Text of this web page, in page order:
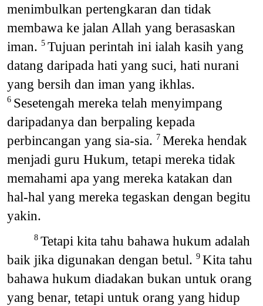
menimbulkan pertengkaran dan tidak
membawa ke jalan Allah yang berasaskan
iman. 5 Tujuan perintah ini ialah kasih yang
datang daripada hati yang suci, hati nurani
yang bersih dan iman yang ikhlas.
6 Sesetengah mereka telah menyimpang
daripadanya dan berpaling kepada
perbincangan yang sia-sia. 7 Mereka hendak
menjadi guru Hukum, tetapi mereka tidak
memahami apa yang mereka katakan dan
hal-hal yang mereka tegaskan dengan begitu
yakin.
8 Tetapi kita tahu bahawa hukum adalah
baik jika digunakan dengan betul. 9 Kita tahu
bahawa hukum diadakan bukan untuk orang
yang benar, tetapi untuk orang yang hidup